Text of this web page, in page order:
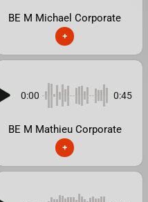
BE M Michael Corporate
+
0:00 0:45
BE M Mathieu Corporate
+